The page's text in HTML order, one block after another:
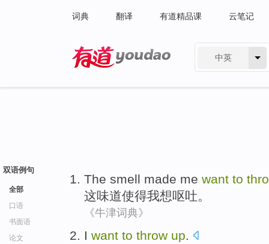
词典 翻译 有道精品课 云笔记
中英
双语例句
全部
口语
书面语
论文
The smell made me want to
这味道使得我想呕吐。
《牛津词典》
I want to throw up.